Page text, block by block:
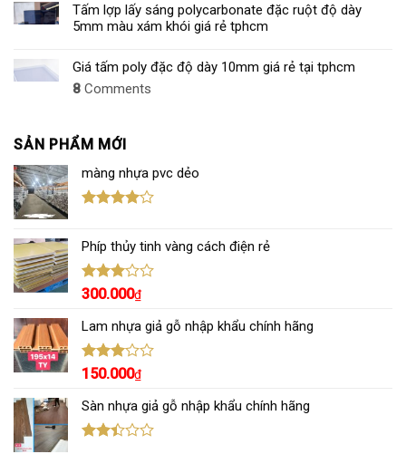
Tấm lợp lấy sáng polycarbonate đặc ruột độ dày
5mm màu xám khói giá rẻ tphcm
Giá tấm poly đặc độ dày 10mm giá rẻ tại tphcm
8 Comments
SẢN PHẨM MỚI
màng nhựa pvc dẻo
4.00 5
sao
Phíp thủy tinh vàng cách điện rẻ
Được
hạng
3.00 5
sao
300.000₫
Lam nhựa giả gỗ nhập khẩu chính hãng
Được
hạng
3.00 5
sao
150.000₫
Sàn nhựa giả gỗ nhập khẩu chính hãng